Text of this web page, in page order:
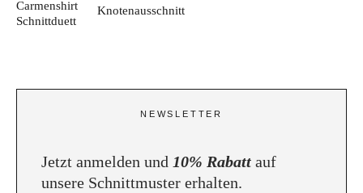
Knotenausschnitt
NEWSLETTER
Jetzt anmelden und 10% Rabatt auf
unsere Schnittmuster erhalten.